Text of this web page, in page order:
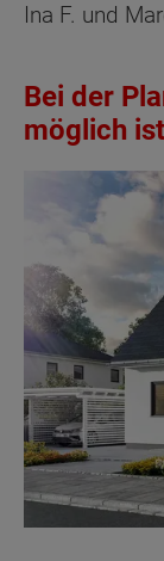
Ina F. und
Bei der
möglich ist